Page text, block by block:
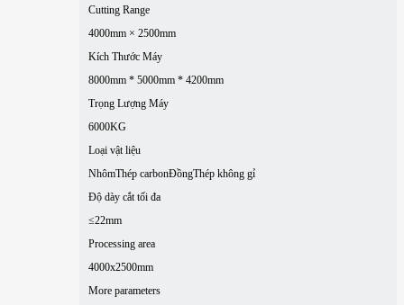
Cutting Range
4000mm × 2500mm
Kích Thước Máy
8000mm * 5000mm * 4200mm
Trọng Lượng Máy
6000KG
Loại vật liệu
NhômThép carbonĐồngThép không gỉ
Độ dày cắt tối đa
≤22mm
Processing area
4000x2500mm
More parameters